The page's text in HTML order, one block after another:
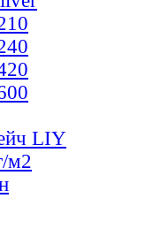
LIY
м2